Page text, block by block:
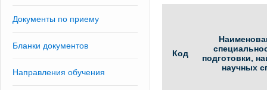
Документы по приему
Бланки документов
Направления обучения
Код
подготовки,
научных